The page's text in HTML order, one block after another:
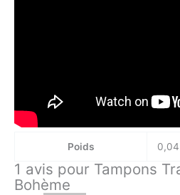
Poids
1 avis pour Tampons
Bohème